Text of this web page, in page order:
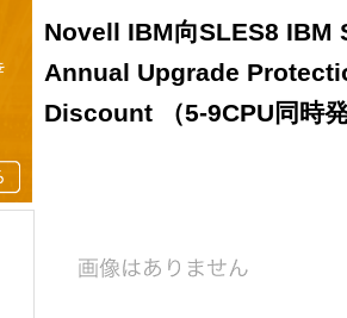
Novell IBM向SLES8 IBM
Annual Upgrade
Discount （5-9CPU同時